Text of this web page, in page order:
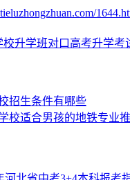
校升学班对口高考升学考
招生条件有哪些
校适合男孩的地铁专业